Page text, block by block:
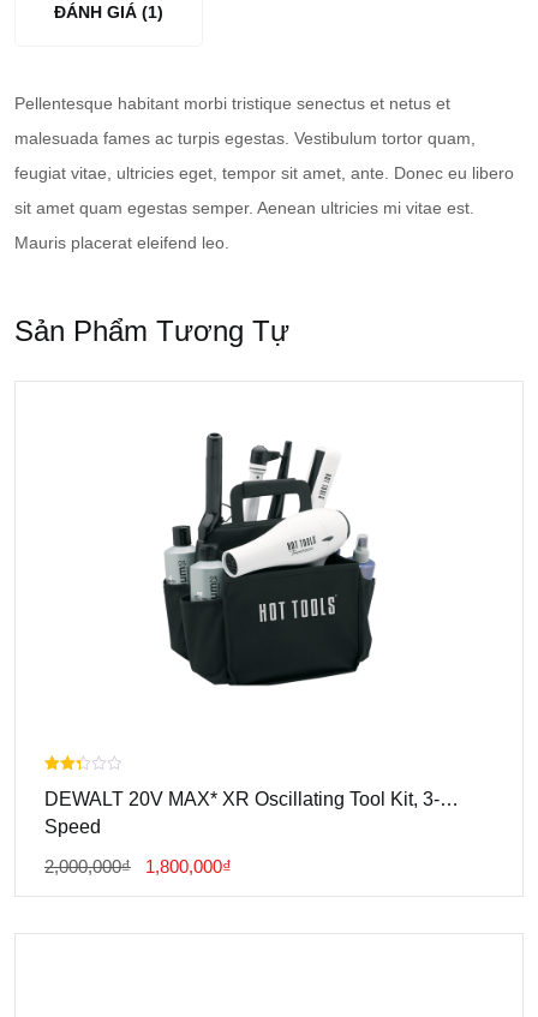
ĐÁNH GIÁ (1)
Pellentesque habitant morbi tristique senectus et netus et
malesuada fames ac turpis egestas. Vestibulum tortor quam,
feugiat vitae, ultricies eget, tempor sit amet, ante. Donec eu libero
sit amet quam egestas semper. Aenean ultricies mi vitae est.
Mauris placerat eleifend leo.
Sản Phẩm Tương Tự
Được
xếp
hạng
2.00
5
sao
DEWALT 20V MAX* XR Oscillating Tool Kit, 3-
Speed
2,000,000₫
Giá
2,000,000₫.
1,800,000₫
Là: